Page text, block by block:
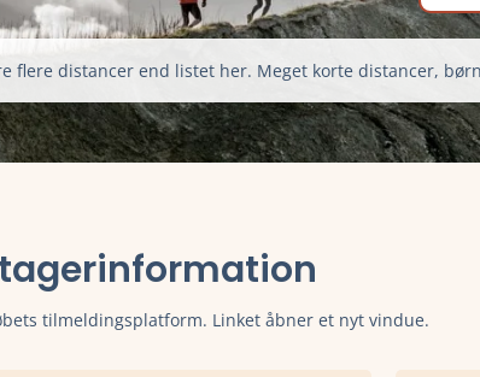
flere distancer end listet her. Meget korte distancer,
tilmeldingsplatform. Linket åbner et nyt vindue.